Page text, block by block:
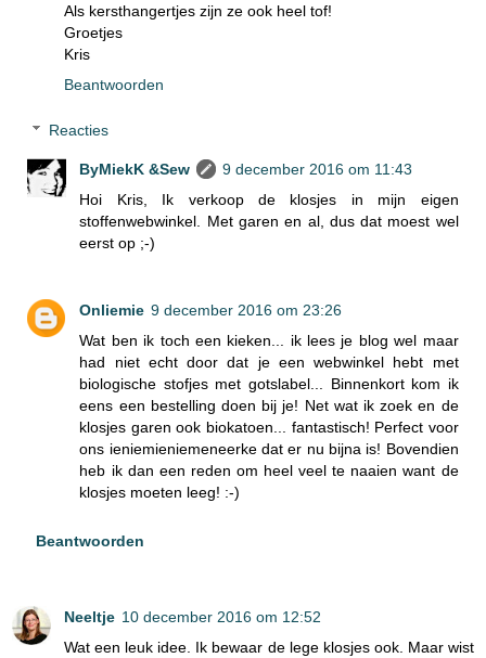
Als kersthangertjes zijn ze ook heel tof!
Groetjes
Kris
Beantwoorden
Reacties
ByMiekK &Sew
9 december 2016 om 11:43
Hoi Kris, Ik verkoop de klosjes in mijn eigen
stoffenwebwinkel. Met garen en al, dus dat moest wel
eerst op ;-)
Onliemie 9 december 2016 om 23:26
Wat ben ik toch een kieken... ik lees je blog wel maar
had niet echt door dat je een webwinkel hebt met
biologische stofjes met gotslabel... Binnenkort kom ik
eens een bestelling doen bij je! Net wat ik zoek en de
klosjes garen ook biokatoen... fantastisch! Perfect voor
ons ieniemieniemeneerke dat er nu bijna is! Bovendien
heb ik dan een reden om heel veel te naaien want de
klosjes moeten leeg! :-)
Beantwoorden
Neeltje 10 december 2016 om 12:52
Wat een leuk idee. Ik bewaar de lege klosjes ook. Maar wist